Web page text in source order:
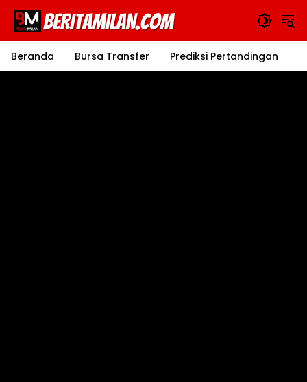
Langsung
konten
Beranda
Bursa Transfer Prediksi Pertandingan